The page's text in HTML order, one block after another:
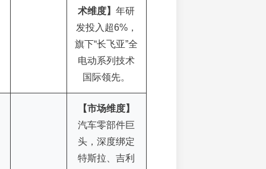
术维度】 年研
发投入超6%，
旗下“长飞亚”全
电动系列技术
国际领先。
【市场维度】
汽车零部件巨
头，深度绑定
特斯拉、吉利